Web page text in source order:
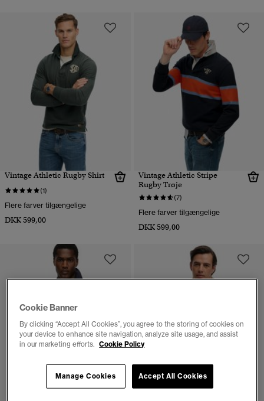
Vintage Athletic Rugby Shirt
(1)
Flere farver tilgængelige
DKK 599,00
Vintage Athletic Stripe
Rugby Trøje
(7)
Flere farver tilgængelige
DKK 599,00
Cookie Banner
By clicking “Accept All Cookies”, you agree to the storing of cookies on
your device to enhance site navigation, analyze site usage, and assist
in our marketing efforts. Cookie Policy
Accept All Cookies
Manage Cookies